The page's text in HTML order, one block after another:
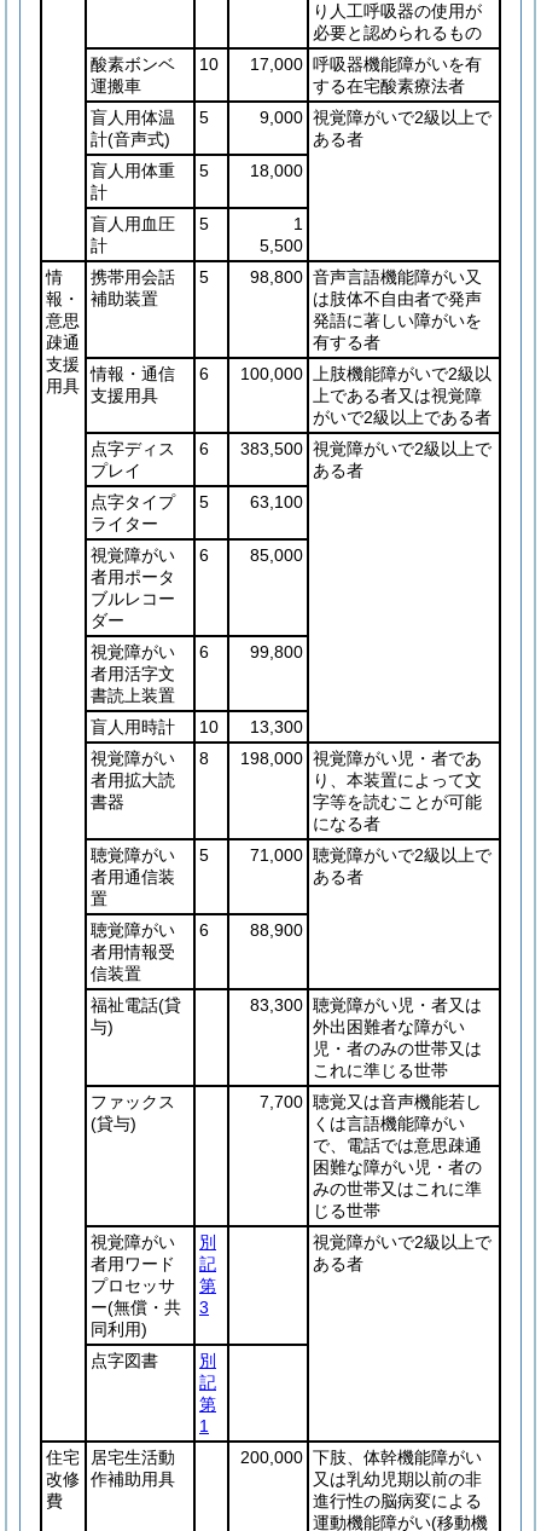
り人工呼吸器の使用が
必要と認められるもの
酸素ボンベ
運搬車
10 17,000 呼吸器機能障がいを有
する在宅酸素療法者
盲人用体温
計(音声式)
5 9,000 視覚障がいで2級以上で
ある者
盲人用体重
計
5 18,000
盲人用血圧
計
5
1
5,500
情
報・
意思
疎通
支援
用具
携帯用会話
補助装置
5 98,800 音声言語機能障がい又
は肢体不自由者で発声
発語に著しい障がいを
有する者
情報・通信
支援用具
6 100,000
上肢機能障がいで2級以
上である者又は視覚障
がいで2級以上である者
点字ディス
プレイ
6 383,500 視覚障がいで2級以上で
ある者
点字タイプ
ライター
5 63,100
視覚障がい
者用ポータ
ブルレコー
ダー
6 85,000
視覚障がい
者用活字文
書読上装置
6 99,800
盲人用時計 10
13,300
視覚障がい
者用拡大読
書器
8 198,000 視覚障がい児・者であ
り、本装置によって文
字等を読むことが可能
になる者
聴覚障がい
者用通信装
置
5 71,000 聴覚障がいで2級以上で
ある者
聴覚障がい
者用情報受
信装置
6 88,900
福祉電話(貸
与)
83,300 聴覚障がい児・者又は
外出困難者な障がい
児・者のみの世帯又は
これに準じる世帯
ファックス
(貸与)
7,700 聴覚又は音声機能若し
くは言語機能障がい
で、電話では意思疎通
困難な障がい児・者の
みの世帯又はこれに準
じる世帯
視覚障がい
者用ワード
プロセッサ
ー(無償・共
同利用)
別
記
第
3
視覚障がいで2級以上で
ある者
点字図書
別
記
第
1
住宅
改修
費
居宅生活動
作補助用具
200,000 下肢、体幹機能障がい
又は乳幼児期以前の非
進行性の脳病変による
運動機能障がい(移動機